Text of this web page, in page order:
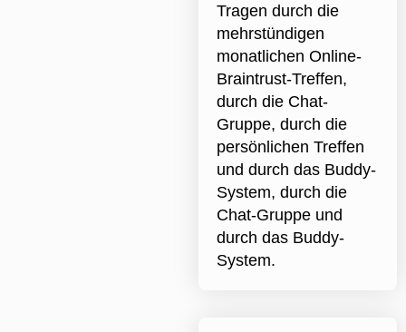
Tragen durch die
mehrstündigen
monatlichen Online-
Braintrust-Treffen,
durch die Chat-
Gruppe, durch die
persönlichen Treffen
und durch das Buddy-
System, durch die
Chat-Gruppe und
durch das Buddy-
System.